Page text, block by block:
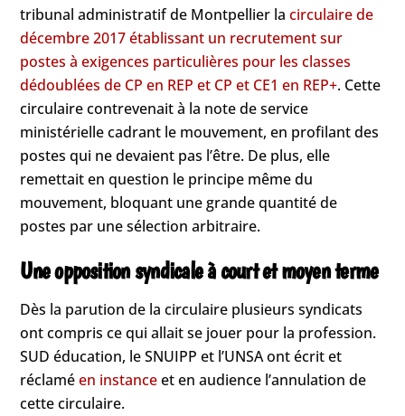
tribunal administratif de Montpellier lacirculaire de
décembre 2017 établissant un recrutement sur
postes à exigences particulières pour les classes
dédoublées de CP en REP et CP et CE1 en REP+. Cette
circulaire contrevenait à la note de service
ministérielle cadrant le mouvement, en profilant des
postes qui ne devaient pas l’être. De plus, elle
remettait en question le principe même du
mouvement, bloquant une grande quantité de
postes par une sélection arbitraire.
Une opposition syndicale à court et moyen terme
Dès la parution de la circulaire plusieurs syndicats
ont compris ce qui allait se jouer pour la profession.
SUD éducation, le SNUIPP et l’UNSA ont écrit et
réclaméen instanceet en audience l’annulation de
cette circulaire.